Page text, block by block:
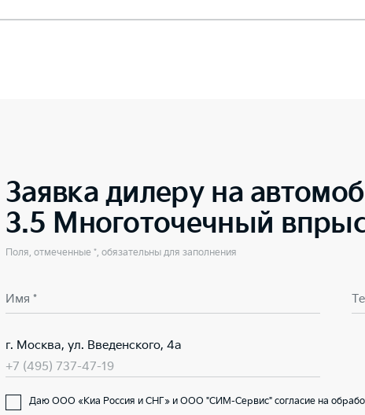
Заявка дилеру на
3.5 Многоточечный
Поля, отмеченные *, обязательны для заполнения
Имя *
г. Москва, ул. Введенского, 4а
+7 (495) 737-47-19
Даю ООО «Киа Россия и СНГ» и ООО "СИМ-Сервис" согласие на